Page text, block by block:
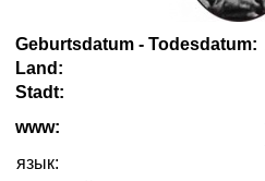
Geburtsdatum - Todesdatum:
Land:
Stadt:
www:
язык: